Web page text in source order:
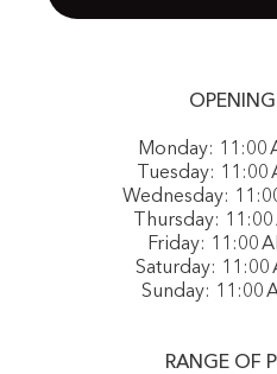
Monday: 11:00
Tuesday: 11:00
Wednesday:
Thursday: 11:00
Friday: 11:00
Saturday: 11:00
Sunday: 11:00
RANGE OF